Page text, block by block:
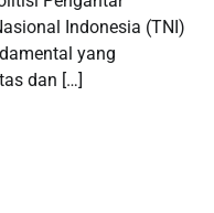
Indonesia (TNI)
yang
dan […]